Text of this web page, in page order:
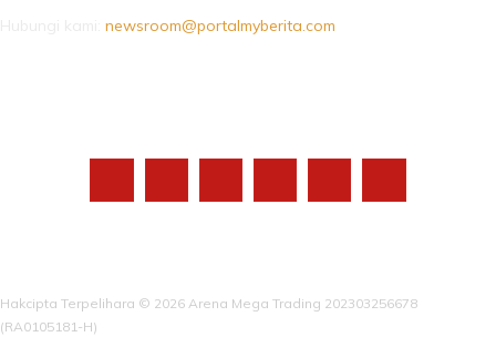
newsroom@portalmyberita.com
Hakcipta Terpelihara © 2026 Arena Mega Trading 202303256678
(RA0105181-H)